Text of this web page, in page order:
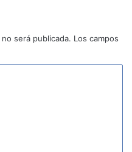
será publicada. Los campos